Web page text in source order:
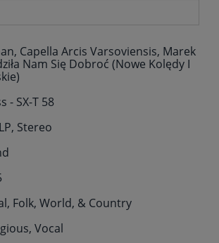
Capella Arcis Varsoviensis, Marek
Nam Się Dobroć (Nowe Kolędy I
- SX-T 58
Stereo
Folk, World, & Country
Vocal